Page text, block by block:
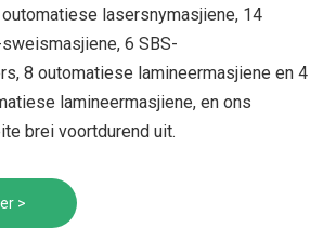
lasersnymasjiene, 14
6 SBS-
8 outomatiese lamineermasjiene en 4
lamineermasjiene, en ons
brei voortdurend uit.
>